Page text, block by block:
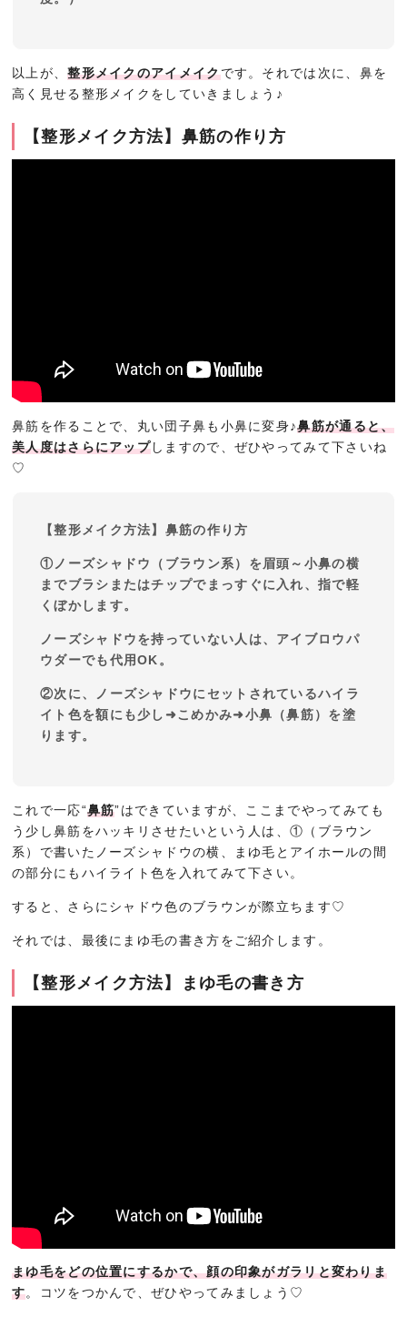
以上が、整形メイクのアイメイクです。それでは次に、鼻を
高く見せる整形メイクをしていきましょう♪
【整形メイク方法】鼻筋の作り方
鼻筋を作ることで、丸い団子鼻も小鼻に変身♪鼻筋が通ると、
美人度はさらにアップしますので、ぜひやってみて下さいね
♡
【整形メイク方法】鼻筋の作り方
①ノーズシャドウ（ブラウン系）を眉頭～小鼻の横
までブラシまたはチップでまっすぐに入れ、指で軽
くぼかします。
ノーズシャドウを持っていない人は、アイブロウパ
ウダーでも代用OK。
②次に、ノーズシャドウにセットされているハイラ
イト色を額にも少し➜こめかみ➜小鼻（鼻筋）を塗
ります。
これで一応“鼻筋”はできていますが、ここまでやってみても
う少し鼻筋をハッキリさせたいという人は、①（ブラウン
系）で書いたノーズシャドウの横、まゆ毛とアイホールの間
の部分にもハイライト色を入れてみて下さい。
すると、さらにシャドウ色のブラウンが際立ちます♡
それでは、最後にまゆ毛の書き方をご紹介します。
【整形メイク方法】まゆ毛の書き方
まゆ毛をどの位置にするかで、顔の印象がガラリと変わりま
す。コツをつかんで、ぜひやってみましょう♡